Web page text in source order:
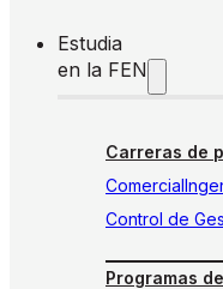
Estudia
en la FEN
Carreras de
Comercial
Control de
Programas de